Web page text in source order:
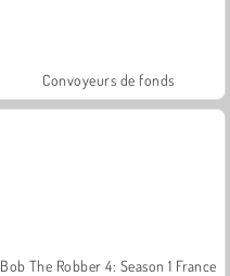
Convoyeurs de fonds
Bob The Robber 4: Season 1 France